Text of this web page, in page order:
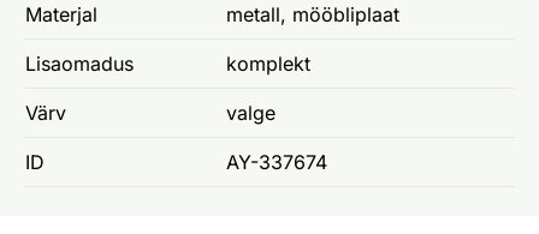
Materjal metall, mööbliplaat
Lisaomadus komplekt
Värv valge
ID AY-337674